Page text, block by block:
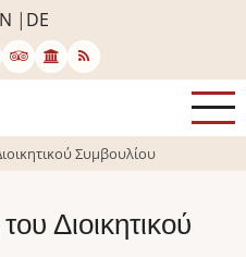
DE
Συμβουλίου
Διοικητικού